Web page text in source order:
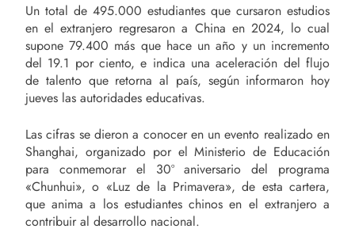
Un total de 495.000 estudiantes que cursaron estudios
en el extranjero regresaron a China en 2024, lo cual
supone 79.400 más que hace un año y un incremento
del 19.1 por ciento, e indica una aceleración del flujo
de talento que retorna al país, según informaron hoy
jueves las autoridades educativas.
Las cifras se dieron a conocer en un evento realizado en
Shanghai, organizado por el Ministerio de Educación
para conmemorar el 30º aniversario del programa
«Chunhui», o «Luz de la Primavera», de esta cartera,
que anima a los estudiantes chinos en el extranjero a
contribuir al desarrollo nacional.